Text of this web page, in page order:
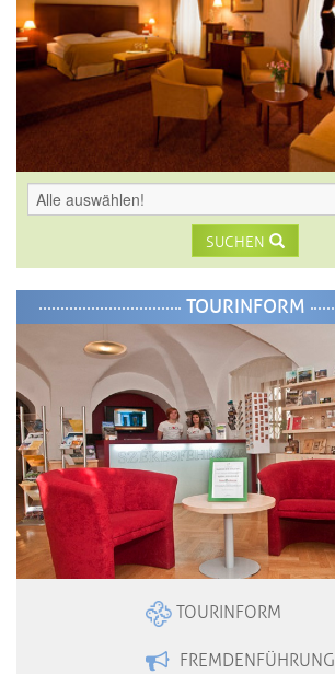
SUCHEN
TOURINFORM
TOURINFORM
FREMDENFÜHRUNG